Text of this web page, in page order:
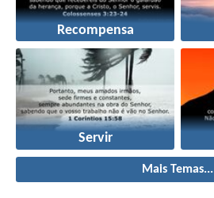
Recompensa
Servir
Mais Temas...